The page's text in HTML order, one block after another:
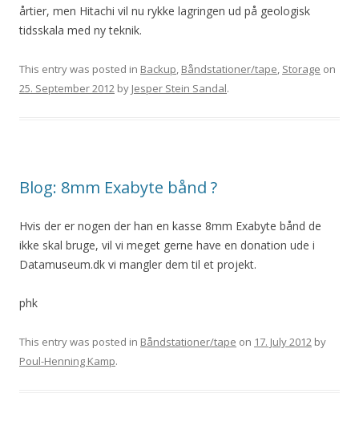
årtier, men Hitachi vil nu rykke lagringen ud på geologisk
tidsskala med ny teknik.
This entry was posted in Backup, Båndstationer/tape, Storage on
25. September 2012 by Jesper Stein Sandal.
Blog: 8mm Exabyte bånd ?
Hvis der er nogen der han en kasse 8mm Exabyte bånd de
ikke skal bruge, vil vi meget gerne have en donation ude i
Datamuseum.dk vi mangler dem til et projekt.
phk
This entry was posted in Båndstationer/tape on 17. July 2012 by
Poul-Henning Kamp.